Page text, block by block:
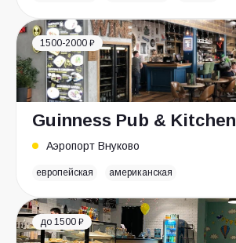
1500-2000 ₽
Guinness Pub & Kitchen
Аэропорт Внуково
европейская американская
до 1500 ₽